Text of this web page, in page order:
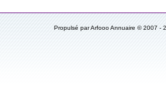
Propulsé par Arfooo Annuaire ©